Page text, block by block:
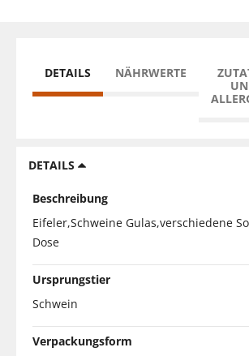
DETAILS NÄHRWERTE
DETAILS
Beschreibung
Eifeler,Schweine Gulas,verschiedene
Dose
Ursprungstier
Schwein
Verpackungsform